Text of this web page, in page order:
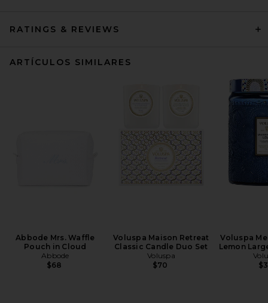
RATINGS & REVIEWS
ARTÍCULOS SIMILARES
Abbode Mrs. Waffle
Pouch in Cloud
Abbode
$68
Voluspa Maison Retreat
Classic Candle Duo Set
Voluspa
$70
Voluspa
Lemon